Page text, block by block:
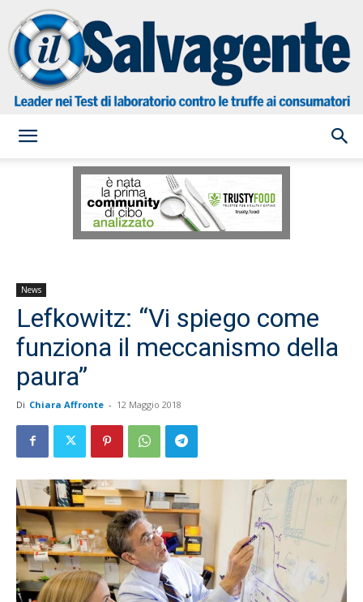
Salvagente
News
Lefkowitz: “Vi spiego come
funziona il meccanismo della
paura”
Di Chiara Affronte - 12 Maggio 2018